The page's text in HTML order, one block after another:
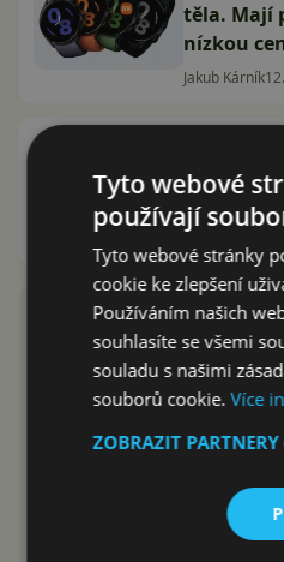
těla. Mají
nízkou
Jakub Kárník
Xiaomi:
sluchátka
Jakub Kárník
Tyto webové
používají
Tyto webové stránky
cookie ke zlepšení
Používáním našich
souhlasíte se všemi
souladu s našimi
souborů cookie.Více
ZOBRAZIT PARTNERY